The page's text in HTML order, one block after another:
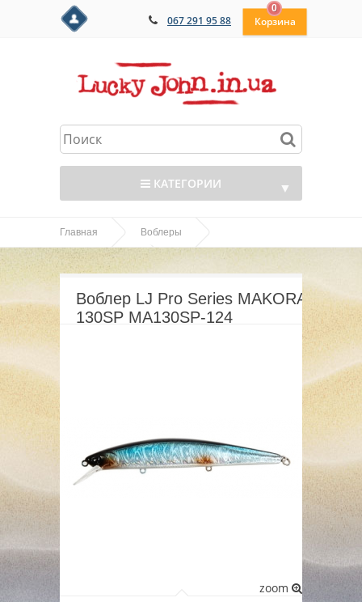
067 291 95 88
0
КАТЕГОРИИ ▼
▼
Главная Воблеры
MAKORA 110,130 Воблер LJ Pro Series
MAKORA 130SP MA130SP-124
Воблер LJ Pro Series MAKORA
130SP MA130SP-124
zoom